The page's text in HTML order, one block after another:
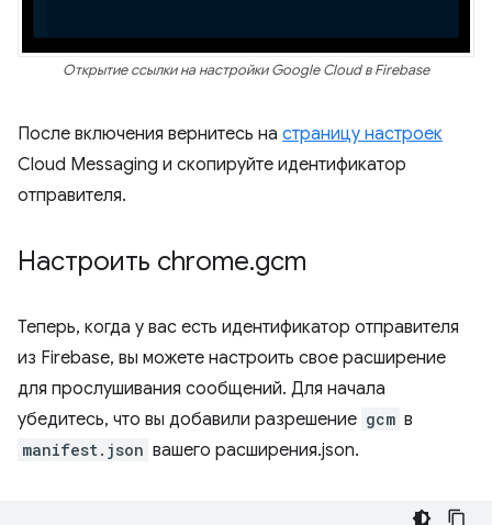
Открытие ссылки на настройки Google Cloud в Firebase
После включения вернитесь на страницу настроек
Cloud Messaging и скопируйте идентификатор
отправителя.
Настроить chrome.gcm
Теперь, когда у вас есть идентификатор отправителя
из Firebase, вы можете настроить свое расширение
для прослушивания сообщений. Для начала
убедитесь, что вы добавили разрешение gcm в
manifest.json вашего расширения.json.